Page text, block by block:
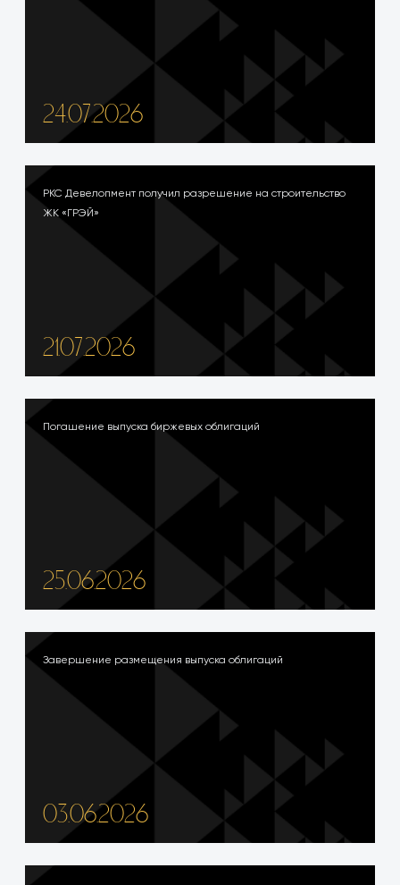
24.07.2026
РКС Девелопмент получил разрешение на строительство
ЖК «ГРЭЙ»
21.07.2026
Погашение выпуска биржевых облигаций
25.06.2026
Завершение размещения выпуска облигаций
03.06.2026